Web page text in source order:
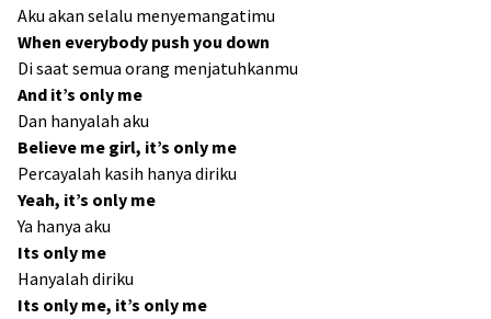
Aku akan selalu menyemangatimu
When everybody push you down
Di saat semua orang menjatuhkanmu
And it’s only me
Dan hanyalah aku
Believe me girl, it’s only me
Percayalah kasih hanya diriku
Yeah, it’s only me
Ya hanya aku
Its only me
Hanyalah diriku
Its only me, it’s only me